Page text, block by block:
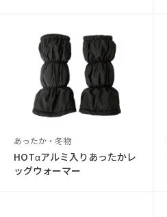
あったか・冬物
HOTαアルミ入りあったかレ
ッグウォーマー